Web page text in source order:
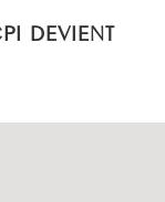
DEVIENT